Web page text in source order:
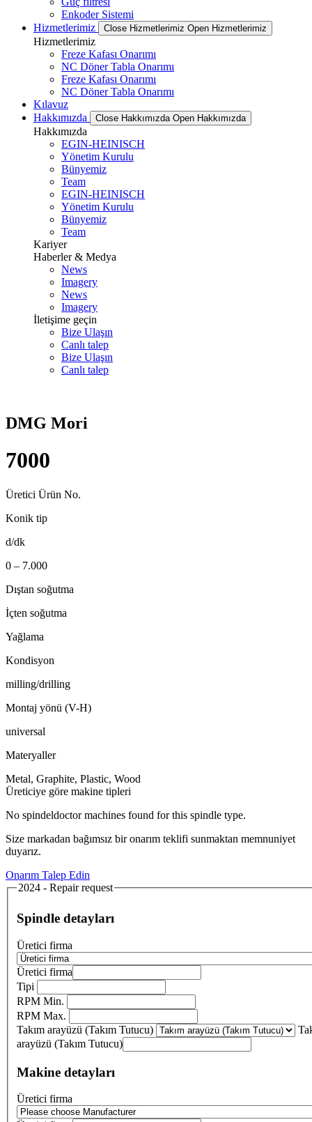
Enkoder Sistemi
Hizmetlerimiz
Close Hizmetlerimiz Open Hizmetlerimiz
Hizmetlerimiz
Freze Kafası Onarımı
NC Döner Tabla Onarımı
Freze Kafası Onarımı
NC Döner Tabla Onarımı
Kılavuz
Hakkımızda
Close Hakkımızda Open Hakkımızda
Hakkımızda
EGIN-HEINISCH
Yönetim Kurulu
Bünyemiz
Team
EGIN-HEINISCH
Yönetim Kurulu
Bünyemiz
Team
Kariyer
Haberler & Medya
News
Imagery
News
Imagery
İletişime geçin
Bize Ulaşın
Canlı talep
Bize Ulaşın
Canlı talep
DMG Mori
7000
Üretici Ürün No.
Konik tip
d/dk
0 – 7.000
Dıştan soğutma
İçten soğutma
Yağlama
Kondisyon
milling/drilling
Montaj yönü (V-H)
universal
Materyaller
Metal, Graphite, Plastic, Wood
Üreticiye göre makine tipleri
No spindeldoctor machines found for this spindle type.
Size markadan bağımsız bir onarım teklifi sunmaktan memnuniyet
duyarız.
Onarım Talep Edin
2024 - Repair request
Spindle detayları
Üretici firma
Üretici firma
Tipi
RPM Min.
RPM Max.
Takım arayüzü (Takım Tutucu)
arayüzü (Takım Tutucu)
Makine detayları
Üretici firma